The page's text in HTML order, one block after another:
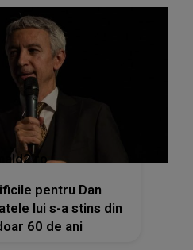
pentru Dan
lui s-a stins din
60 de ani